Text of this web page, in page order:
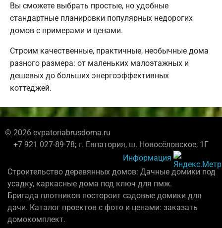
Вы сможете выбрать простые, но удобные
стандартные планировки популярных недорогих
домов с примерами и ценами.
Строим качественные, практичные, необычные дома
разного размера: от маленьких малоэтажных и
дешевых до больших энергоэффективных
коттеджей.
© 2026 evpatoriabrusdoma.ru
+7 921 027-89-78; г. Евпатория, ш. Новосёловское, 1Г
Информация
Строительство деревянных домов: Дачные домики под
усадку, каркасные дома под ключ для пмж.
Бригада плотников постороит садовые домики для
дачи. Каталог проектов с фото и ценами: заказать
домокомплект.